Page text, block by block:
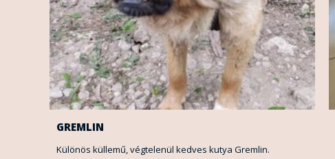
GREMLIN
Különös küllemű, végtelenül kedves kutya Gremlin.